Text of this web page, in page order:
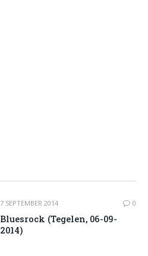
7 SEPTEMBER 2014 0
Bluesrock (Tegelen, 06-09-
2014)